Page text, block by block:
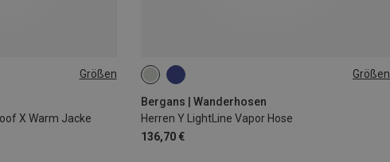
Größen
X Warm Jacke
Größen
Bergans | Wanderhosen
Herren Y LightLine Vapor Hose
136,70 €
S L